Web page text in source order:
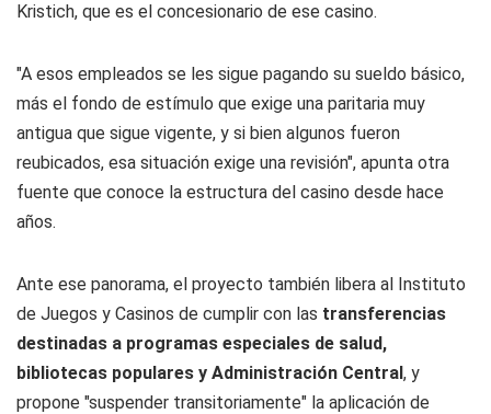
Kristich, que es el concesionario de ese casino.
"A esos empleados se les sigue pagando su sueldo básico,
más el fondo de estímulo que exige una paritaria muy
antigua que sigue vigente, y si bien algunos fueron
reubicados, esa situación exige una revisión", apunta otra
fuente que conoce la estructura del casino desde hace
años.
Ante ese panorama, el proyecto también libera al Instituto
de Juegos y Casinos de cumplir con las transferencias
destinadas a programas especiales de salud,
bibliotecas populares y Administración Central, y
propone "suspender transitoriamente" la aplicación de